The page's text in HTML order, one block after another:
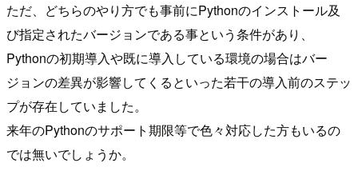
ただ、どちらのやり方でも事前にPythonのインストール及
び指定されたバージョンである事という条件があり、
Pythonの初期導入や既に導入している環境の場合はバー
ジョンの差異が影響してくるといった若干の導入前のステッ
プが存在していました。
来年のPythonのサポート期限等で色々対応した方もいるの
では無いでしょうか。